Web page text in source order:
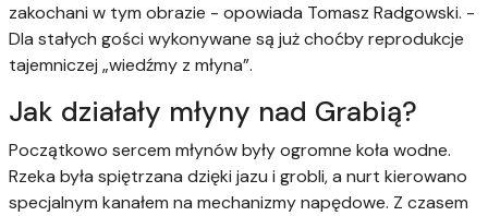
zakochani w tym obrazie - opowiada Tomasz Radgowski. -
Dla stałych gości wykonywane są już choćby reprodukcje
tajemniczej „wiedźmy z młyna”.
Jak działały młyny nad Grabią?
Początkowo sercem młynów były ogromne koła wodne.
Rzeka była spiętrzana dzięki jazu i grobli, a nurt kierowano
specjalnym kanałem na mechanizmy napędowe. Z czasem